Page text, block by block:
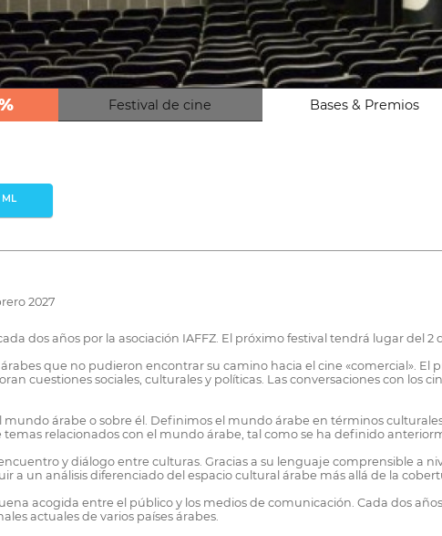
Festival de cine Bases & Premios
ML
2027
dos años por la asociación IAFFZ. El próximo festival tendrá lugar del 2
que no pudieron encontrar su camino hacia el cine «comercial».
cuestiones sociales, culturales y políticas. Las conversaciones con los
árabe o sobre él. Definimos el mundo árabe en términos
relacionados con el mundo árabe, tal como se ha definido
y diálogo entre culturas. Gracias a su lenguaje comprensible a
a un análisis diferenciado del espacio cultural árabe más allá de la
acogida entre el público y los medios de comunicación. Cada dos
actuales de varios países árabes.